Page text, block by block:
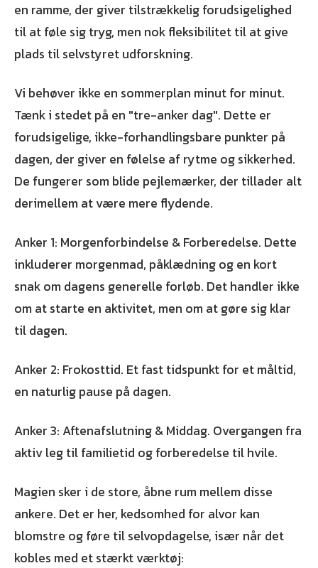
en ramme, der giver tilstrækkelig forudsigelighed
til at føle sig tryg, men nok fleksibilitet til at give
plads til selvstyret udforskning.
Vi behøver ikke en sommerplan minut for minut.
Tænk i stedet på en "tre-anker dag". Dette er
forudsigelige, ikke-forhandlingsbare punkter på
dagen, der giver en følelse af rytme og sikkerhed.
De fungerer som blide pejlemærker, der tillader alt
derimellem at være mere flydende.
Anker 1: Morgenforbindelse & Forberedelse. Dette
inkluderer morgenmad, påklædning og en kort
snak om dagens generelle forløb. Det handler ikke
om at starte en aktivitet, men om at gøre sig klar
til dagen.
Anker 2: Frokosttid. Et fast tidspunkt for et måltid,
en naturlig pause på dagen.
Anker 3: Aftenafslutning & Middag. Overgangen fra
aktiv leg til familietid og forberedelse til hvile.
Magien sker i de store, åbne rum mellem disse
ankere. Det er her, kedsomhed for alvor kan
blomstre og føre til selvopdagelse, især når det
kobles med et stærkt værktøj: